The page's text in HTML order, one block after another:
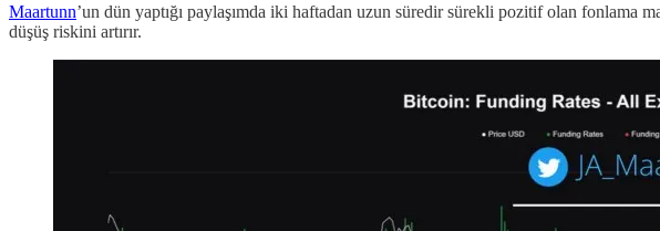
Maartunn’un dün yaptığı paylaşımda iki haftadan uzun süredir sürekli pozitif olan fonlama
düşüş riskini artırır.